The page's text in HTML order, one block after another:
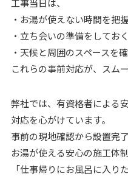
工事当日は、
・お湯が使えない時間を把
・立ち会いの準備をしておく
・天候と周囲のスペースを
これらの事前対応が、スム
弊社では、有資格者による
対応を心がけています。
事前の現地確認から設置完
お湯が使える安心の施工体
「仕事帰りにお風呂に入り